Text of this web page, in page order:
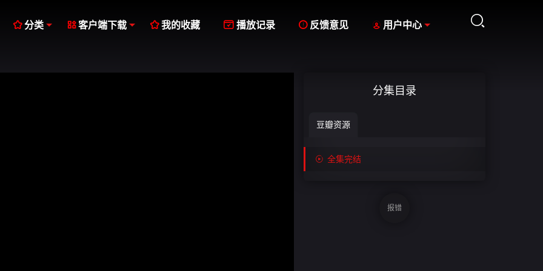

分类 客户端下载 我的收藏  播放记录  反馈意见  用户中心
分集目录
豆瓣资源
 全集完结
报错